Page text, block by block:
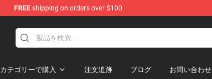
FREEshipping on orders over $100
カテゴリーで購入 注文追跡 ブログ お問い合わせ